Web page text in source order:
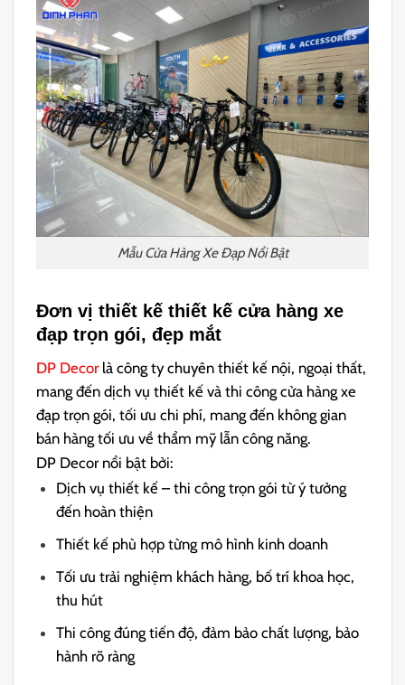
Mẫu Cửa Hàng Xe Đạp Nổi Bật
Đơn vị thiết kế thiết kế cửa hàng xe
đạp trọn gói, đẹp mắt
DP Decorlà công ty chuyên thiết kế nội, ngoại thất,
mang đến dịch vụ thiết kế và thi công cửa hàng xe
đạp trọn gói, tối ưu chi phí, mang đến không gian
bán hàng tối ưu về thẩm mỹ lẫn công năng.
DP Decor nổi bật bởi:
Dịch vụ thiết kế – thi công trọn gói từ ý tưởng
đến hoàn thiện
Thiết kế phù hợp từng mô hình kinh doanh
Tối ưu trải nghiệm khách hàng, bố trí khoa học,
thu hút
Thi công đúng tiến độ, đảm bảo chất lượng, bảo
hành rõ ràng